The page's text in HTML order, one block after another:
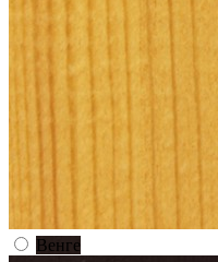
Венге